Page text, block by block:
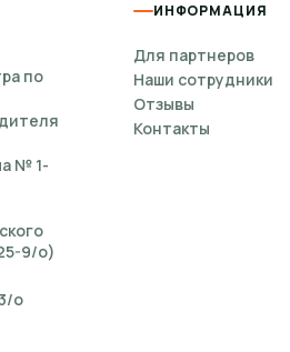
по
№ 1-
9/о)
о
ИНФОРМАЦИЯ
Для партнеров
Наши сотрудники
Отзывы
Контакты